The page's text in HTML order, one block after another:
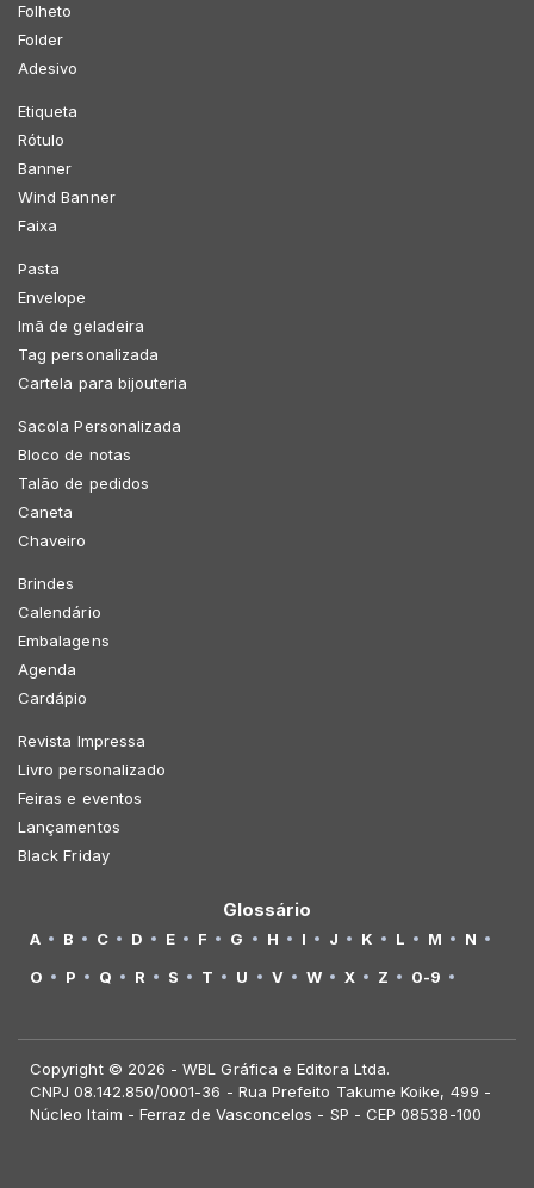
Folheto
Folder
Adesivo
Etiqueta
Rótulo
Banner
Wind Banner
Faixa
Pasta
Envelope
Imã de geladeira
Tag personalizada
Cartela para bijouteria
Sacola Personalizada
Bloco de notas
Talão de pedidos
Caneta
Chaveiro
Brindes
Calendário
Embalagens
Agenda
Cardápio
Revista Impressa
Livro personalizado
Feiras e eventos
Lançamentos
Black Friday
Glossário
A B C D E F G H I J K L M
N
O
P Q R S T U V W X Z 0-9
Copyright © 2026 - WBL Gráfica e Editora Ltda.
CNPJ 08.142.850/0001-36 - Rua Prefeito Takume Koike, 499 -
Núcleo Itaim - Ferraz de Vasconcelos - SP - CEP 08538-100